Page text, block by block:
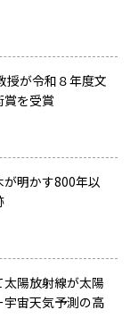
授が令和８年度文
を受賞
明かす800年以
陽放射線が太陽
宙天気予測の高